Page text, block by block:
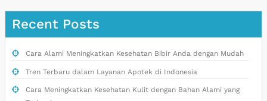
Recent Posts
Cara Alami Meningkatkan Kesehatan Bibir Anda dengan Mudah
Tren Terbaru dalam Layanan Apotek di Indonesia
Cara Meningkatkan Kesehatan Kulit dengan Bahan Alami yang